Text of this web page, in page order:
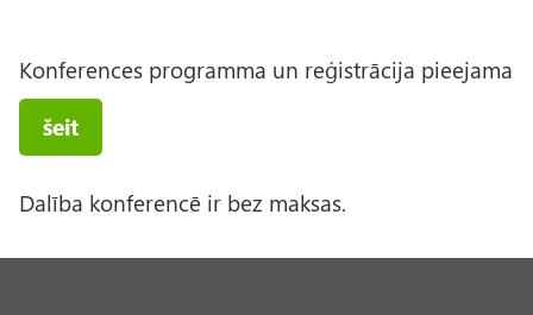
Konferences programma un reģistrācija pieejama
šeit
Dalība konferencē ir bez maksas.